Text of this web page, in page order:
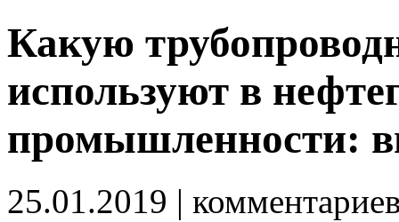
Какую
используют в
промышленности:
25.01.2019 |